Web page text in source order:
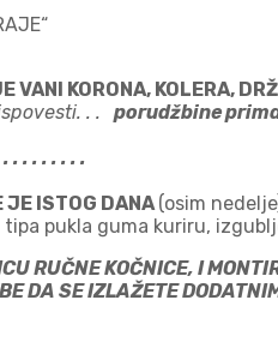
VANI KORONA, KOLERA,
. .
porudžbine
. . . . . . . .
JE ISTOG DANA (osim
pukla guma kuriru,
RUČNE KOČNICE, I
DA SE IZLAŽETE